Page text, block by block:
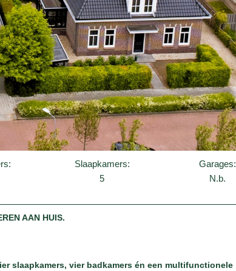
Slaapkamers:
5
Garages:
N.b.
AAN HUIS.
slaapkamers, vier badkamers én een multifunctionele